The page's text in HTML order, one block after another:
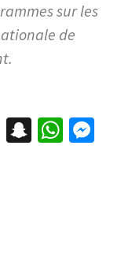
sur les
de
Li S W